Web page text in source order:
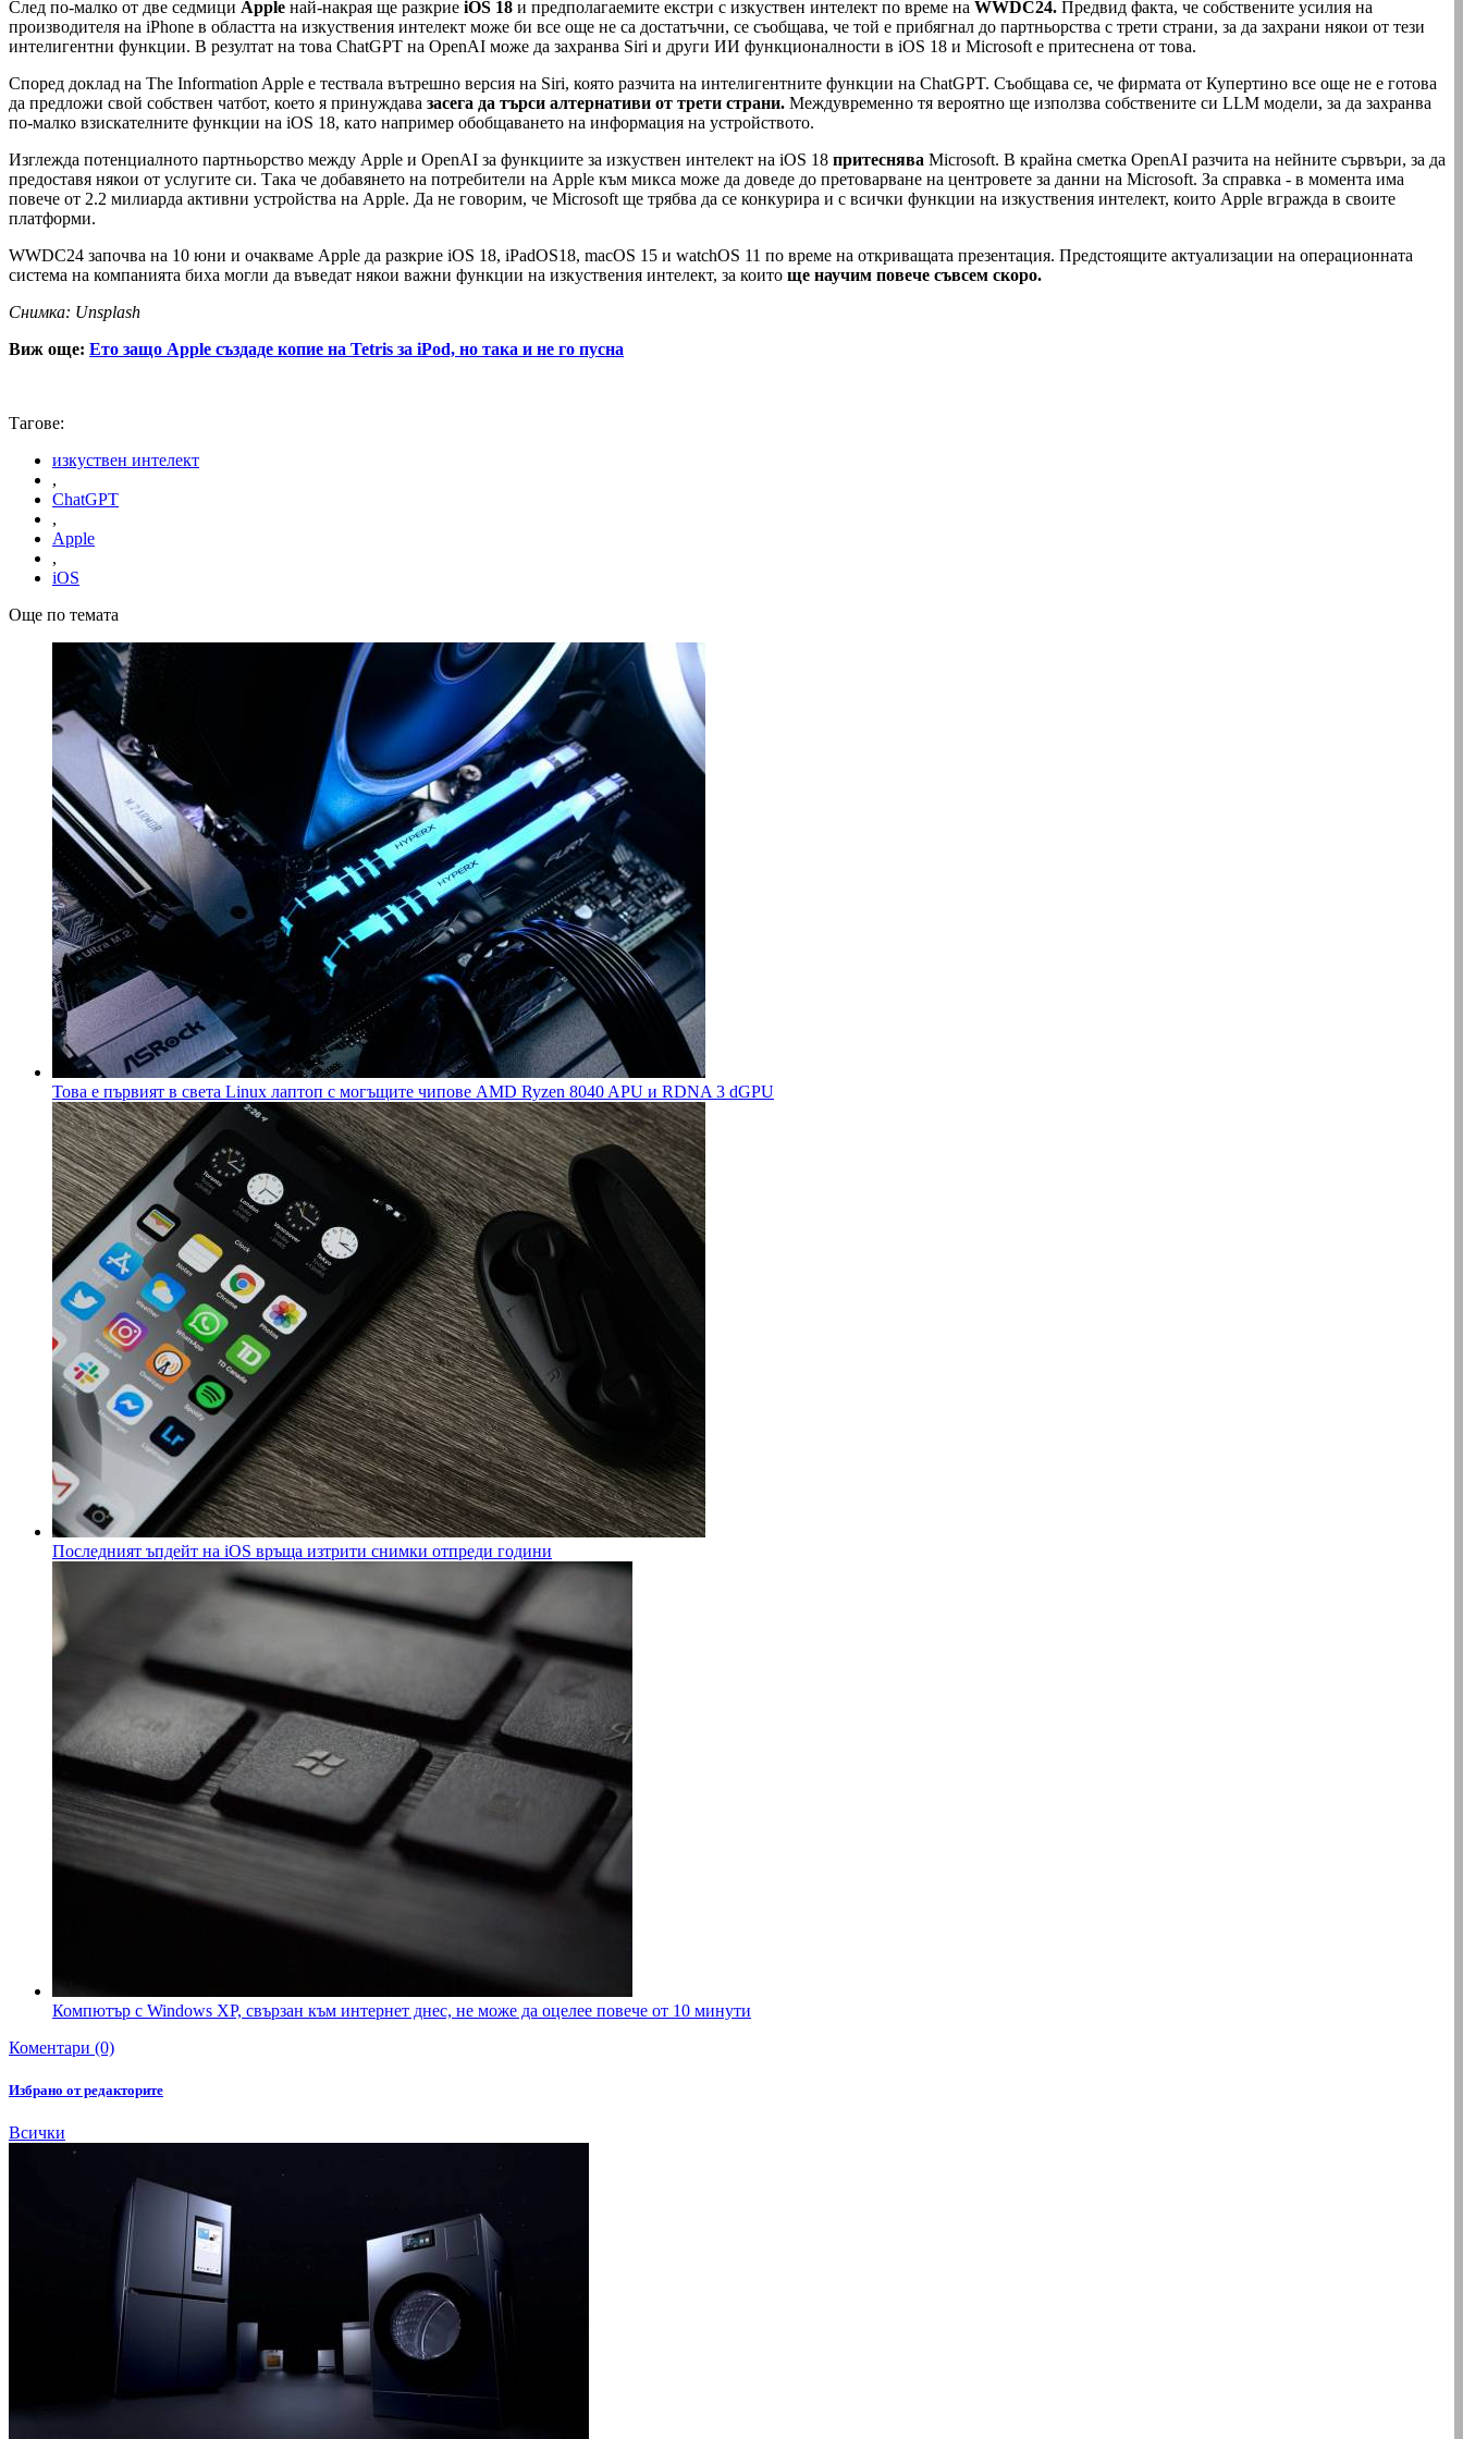
След по-малко от две седмици Apple най-накрая ще разкрие iOS 18 и предполагаемите екстри с изкуствен интелект по време на WWDC24. Предвид факта, че собствените усилия на
производителя на iPhone в областта на изкуствения интелект може би все още не са достатъчни, се съобщава, че той е прибягнал до партньорства с трети страни, за да захрани някои от тези
интелигентни функции. В резултат на това ChatGPT на OpenAI може да захранва Siri и други ИИ функционалности в iOS 18 и Microsoft е притеснена от това.
Според доклад на The Information Apple е тествала вътрешно версия на Siri, която разчита на интелигентните функции на ChatGPT. Съобщава се, че фирмата от Купертино все още не е готова
да предложи свой собствен чатбот, което я принуждава засега да търси алтернативи от трети страни. Междувременно тя вероятно ще използва собствените си LLM модели, за да захранва
по-малко взискателните функции на iOS 18, като например обобщаването на информация на устройството.
Изглежда потенциалното партньорство между Apple и OpenAI за функциите за изкуствен интелект на iOS 18 притеснява Microsoft. В крайна сметка OpenAI разчита на нейните сървъри, за да
предоставя някои от услугите си. Така че добавянето на потребители на Apple към микса може да доведе до претоварване на центровете за данни на Microsoft. За справка - в момента има
повече от 2.2 милиарда активни устройства на Apple. Да не говорим, че Microsoft ще трябва да се конкурира и с всички функции на изкуствения интелект, които Apple вгражда в своите
платформи.
WWDC24 започва на 10 юни и очакваме Apple да разкрие iOS 18, iPadOS18, macOS 15 и watchOS 11 по време на откриващата презентация. Предстоящите актуализации на операционната
система на компанията биха могли да въведат някои важни функции на изкуствения интелект, за които ще научим повече съвсем скоро.
Снимка: Unsplash
Виж още: Ето защо Apple създаде копие на Tetris за iPod, но така и не го пусна
Тагове:
изкуствен интелект
,
ChatGPT
,
Apple
,
iOS
Още по темата
Това е първият в света Linux лаптоп с могъщите чипове AMD Ryzen 8040 APU и RDNA 3 dGPU
Последният ъпдейт на iOS връща изтрити снимки отпреди години
Компютър с Windows XP, свързан към интернет днес, не може да оцелее повече от 10 минути
Коментари (0)
Избрано от редакторите
Всички